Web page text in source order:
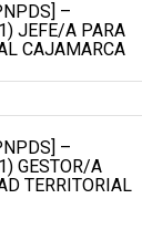
–
JEFE/A PARA
CAJAMARCA
–
GESTOR/A
TERRITORIAL